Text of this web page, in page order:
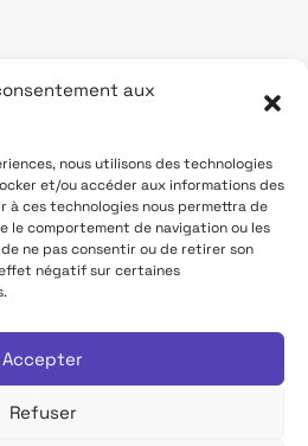
aux
nous utilisons des technologies
et/ou accéder aux informations des
à ces technologies nous permettra de
le comportement de navigation ou les
ne pas consentir ou de retirer son
négatif sur certaines
Accepter
Refuser
Données personnelles
TDF Infrastructure
d'accessibilité